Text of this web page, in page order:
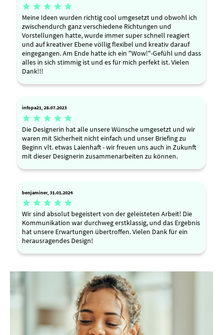
    
Meine Ideen wurden richtig cool umgesetzt und obwohl ich
zwischendurch ganz verschiedene Richtungen und
Vorstellungen hatte, wurde immer super schnell reagiert
und auf kreativer Ebene völlig flexibel und kreativ darauf
eingegangen. Am Ende hatte ich ein "Wow!"-Gefühl und dass
alles in sich stimmig ist und es für mich perfekt ist. Vielen
Dank!!!
infopa21, 28.07.2023
    
Die Designerin hat alle unsere Wünsche umgesetzt und wir
waren mit Sicherheit nicht einfach und unser Briefing zu
Beginn vlt. etwas Laienhaft - wir freuen uns auch in Zukunft
mit dieser Designerin zusammenarbeiten zu können.
benjaminer, 31.01.2024
    
Wir sind absolut begeistert von der geleisteten Arbeit! Die
Kommunikation war durchweg erstklassig, und das Ergebnis
hat unsere Erwartungen übertroffen. Vielen Dank für ein
herausragendes Design!